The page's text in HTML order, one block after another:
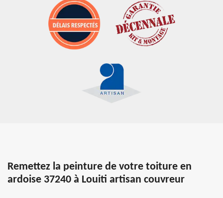
Remettez la peinture de votre toiture en
ardoise 37240 à Louiti artisan couvreur